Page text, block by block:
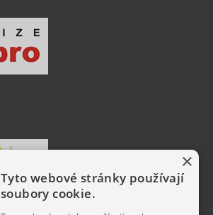
×
Tyto webové stránky používají
soubory cookie.